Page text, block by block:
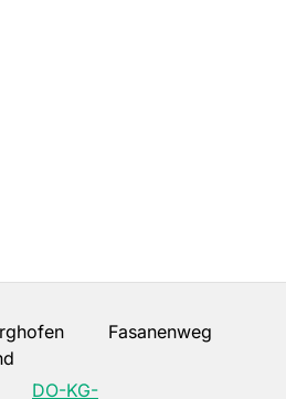
Fasanenweg
DO-KG-